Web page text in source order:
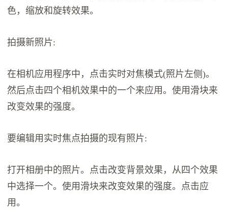
色，缩放和旋转效果。
拍摄新照片:
在相机应用程序中，点击实时对焦模式(照片左侧)。
然后点击四个相机效果中的一个来应用。使用滑块来
改变效果的强度。
要编辑用实时焦点拍摄的现有照片:
打开相册中的照片。点击改变背景效果，从四个效果
中选择一个。使用滑块来改变效果的强度。点击应
用。